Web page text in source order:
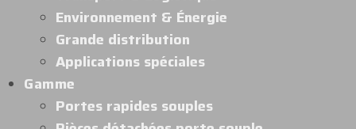
Environnement & Énergie
Grande distribution
Applications spéciales
Gamme
Portes rapides souples